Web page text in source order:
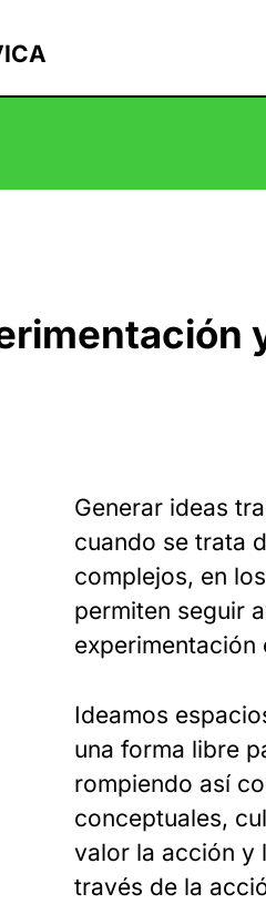
ICA
Generar ideas
cuando se trata
complejos, en
permiten seguir
experimentación
Ideamos
una forma libre
rompiendo así
conceptuales,
valor la acción y
través de la